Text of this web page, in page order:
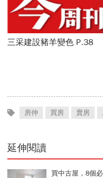
三采建設豬羊變色 P.38
房仲 買房 賣房
延伸閱讀
買中古屋，8個